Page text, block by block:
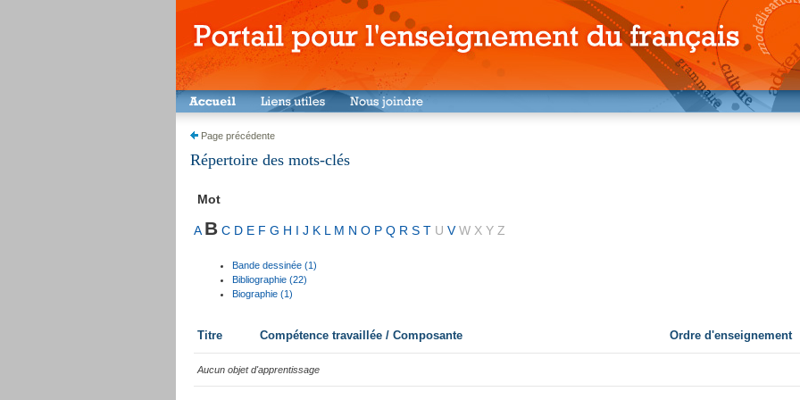
Page précédente
Répertoire des mots-clés
Mot
A B C D E F G H I J K L M N O P Q R S T U V W X Y Z
Bande dessinée (1)
Bibliographie (22)
Biographie (1)
Titre Compétence travaillée / Composante Ordre d'enseignement
Aucun objet d'apprentissage